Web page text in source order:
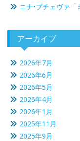
ニナ•ブチェヴァ
アーカイブ
2026年7月
2026年6月
2026年5月
2026年4月
2026年1月
2025年11月
2025年9月